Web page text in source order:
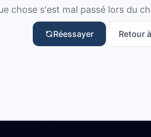
chose s'est mal passé lors du
Réessayer Retour